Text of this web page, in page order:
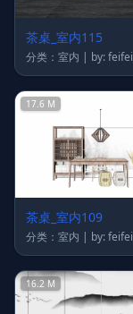
茶桌_室内115
分类：室内 | by: feifei
17.6 M
茶桌_室内109
分类：室内 | by: feifei
16.2 M